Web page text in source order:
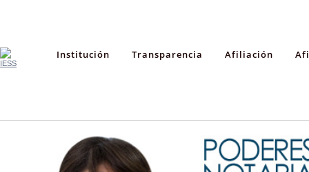
Institución Transparencia Afiliación